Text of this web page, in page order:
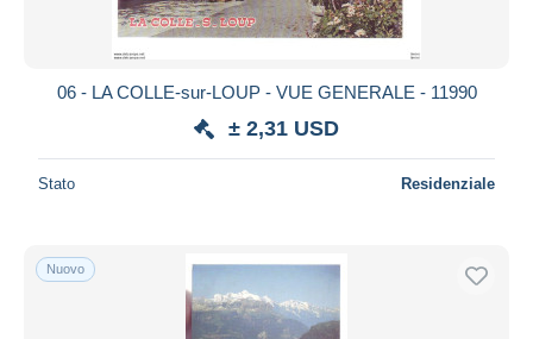
06 - LA COLLE-sur-LOUP - VUE GENERALE - 11990
± 2,31 USD
Stato Residenziale
Nuovo